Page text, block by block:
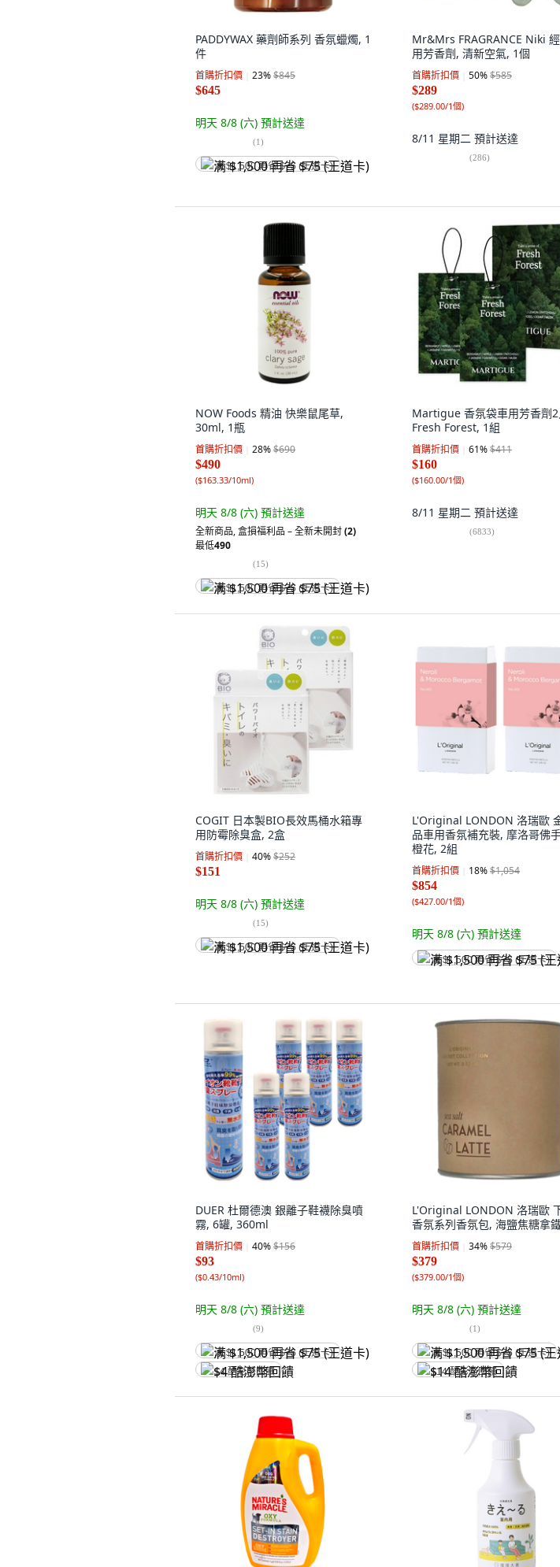
PADDYWAX 藥劑師系列 香氛蠟燭, 1
件
首購折扣價 23%$845
$645
明天 8/8 (六) 預計送達
(1)
满 $1,500 再省 $75 (王道卡)
Mr&Mrs FRAGRANCE Niki
用芳香劑, 清新空氣, 1個
首購折扣價 50%$585
$289
($289.00/1個)
8/11 星期二 預計送達
(286)
NOW Foods 精油 快樂鼠尾草,
30ml, 1瓶
首購折扣價 28%$690
$490
($163.33/10ml)
明天 8/8 (六) 預計送達
全新商品,盒損福利品 – 全新未開封(2)
最低490
(15)
满 $1,500 再省 $75 (王道卡)
Martigue 香氛袋車用芳香劑2
Fresh Forest, 1組
首購折扣價 61%$411
$160
($160.00/1個)
8/11 星期二 預計送達
(6833)
COGIT 日本製BIO長效馬桶水箱專
用防霉除臭盒, 2盒
首購折扣價 40%$252
$151
明天 8/8 (六) 預計送達
(15)
满 $1,500 再省 $75 (王道卡)
L'Original LONDON 洛瑞歐
品車用香氛補充裝, 摩洛哥佛
橙花, 2組
首購折扣價 18%$1,054
$854
($427.00/1個)
明天 8/8 (六) 預計送達
满 $1,500 再省 $75 (王道卡)
DUER 杜爾德澳 銀離子鞋襪除臭噴
霧, 6罐, 360ml
首購折扣價 40%$156
$93
($0.43/10ml)
明天 8/8 (六) 預計送達
(9)
满 $1,500 再省 $75 (王道卡)
$4 酷澎幣回饋
L'Original LONDON 洛瑞歐
香氛系列香氛包, 海鹽焦糖拿
首購折扣價 34%$579
$379
($379.00/1個)
明天 8/8 (六) 預計送達
(1)
满 $1,500 再省 $75 (王道卡)
$14 酷澎幣回饋